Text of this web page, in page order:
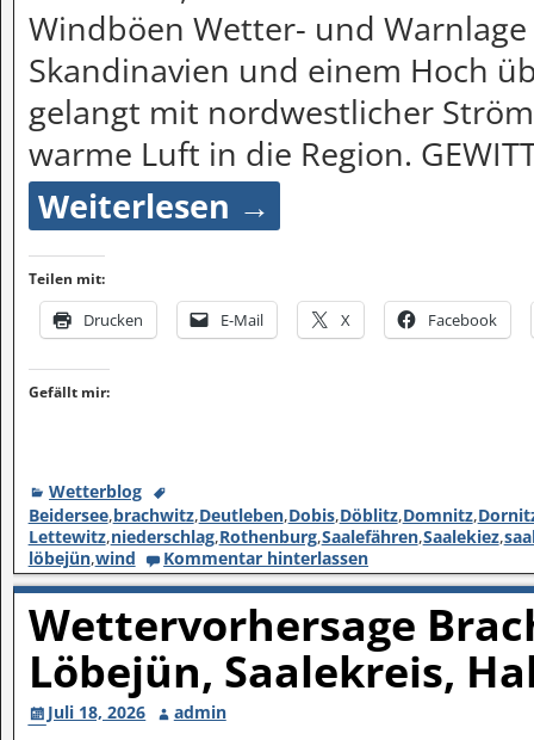
Windböen Wetter- und
Skandinavien und einem Hoch
gelangt mit nordwestlicher
warme Luft in die Region.
Weiterlesen →
Teilen mit:
Drucken E-Mail X Facebook
Gefällt mir:
Wetterblog
Beidersee,brachwitz,Deutleben,Dobis,Döblitz,Domnitz,
Lettewitz,niederschlag,Rothenburg,Saalefähren,Saalekiez,
löbejün,wind Kommentar hinterlassen
Wettervorhersage
Löbejün, Saalekreis,
Juli 18, 2026 admin